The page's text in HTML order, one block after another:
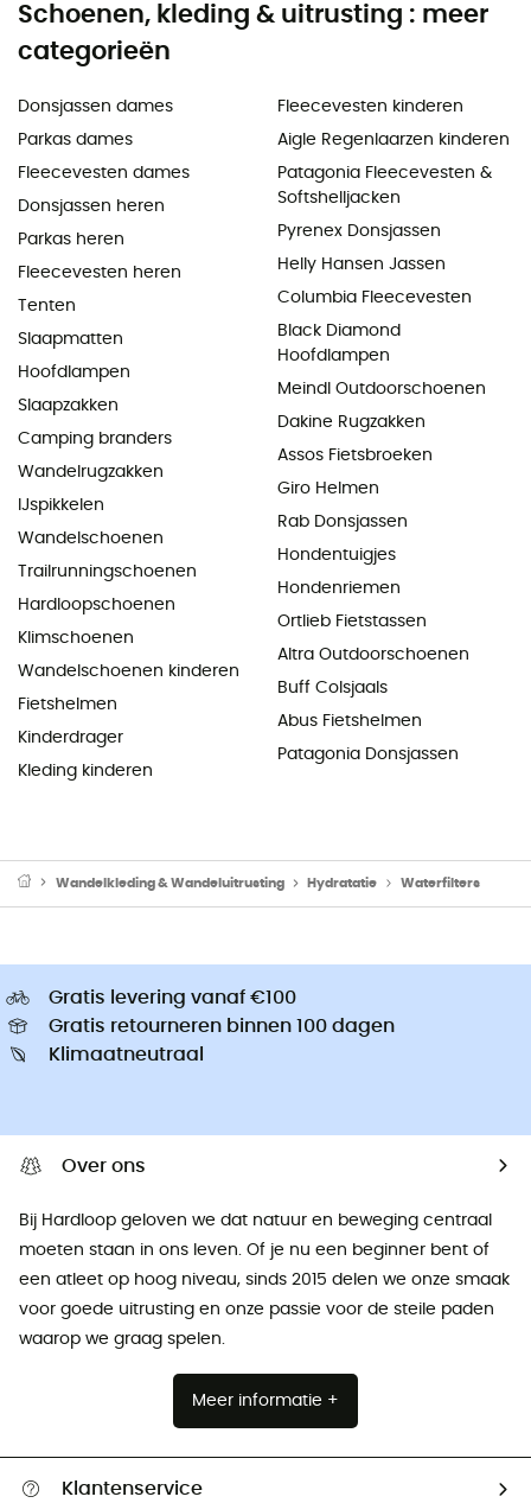
Schoenen, kleding & uitrusting : meer
categorieën
Donsjassen dames
Parkas dames
Fleecevesten dames
Donsjassen heren
Parkas heren
Fleecevesten heren
Tenten
Slaapmatten
Hoofdlampen
Slaapzakken
Camping branders
Wandelrugzakken
IJspikkelen
Wandelschoenen
Trailrunningschoenen
Hardloopschoenen
Klimschoenen
Wandelschoenen kinderen
Fietshelmen
Kinderdrager
Kleding kinderen
Fleecevesten kinderen
Aigle Regenlaarzen kinderen
Patagonia Fleecevesten &
Softshelljacken
Pyrenex Donsjassen
Helly Hansen Jassen
Columbia Fleecevesten
Black Diamond
Hoofdlampen
Meindl Outdoorschoenen
Dakine Rugzakken
Assos Fietsbroeken
Giro Helmen
Rab Donsjassen
Hondentuigjes
Hondenriemen
Ortlieb Fietstassen
Altra Outdoorschoenen
Buff Colsjaals
Abus Fietshelmen
Patagonia Donsjassen
Wandelkleding & Wandeluitrusting Hydratatie Waterfilters
Gratis levering vanaf €100
Gratis retourneren binnen 100 dagen
Klimaatneutraal
Over ons
Bij Hardloop geloven we dat natuur en beweging centraal
moeten staan ​​in ons leven. Of je nu een beginner bent of
een atleet op hoog niveau, sinds 2015 delen we onze smaak
voor goede uitrusting en onze passie voor de steile paden
waarop we graag spelen.
Meer informatie +
Klantenservice